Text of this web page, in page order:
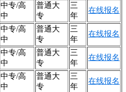
中专/高
中
普通大
专
三
年
在线报名
中专/高
中
普通大
专
三
年
在线报名
中专/高
中
普通大
专
三
年
在线报名
中专/高
中
普通大
专
三
年
在线报名